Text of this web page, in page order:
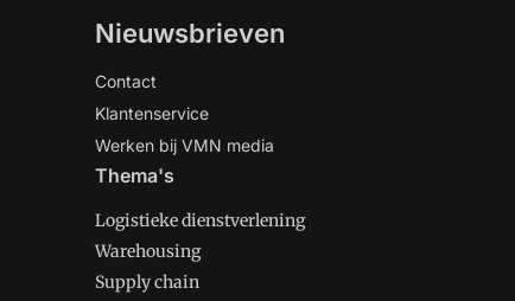
Nieuwsbrieven
Contact
Klantenservice
Werken bij VMN media
Thema's
Logistieke dienstverlening
Warehousing
Supply chain